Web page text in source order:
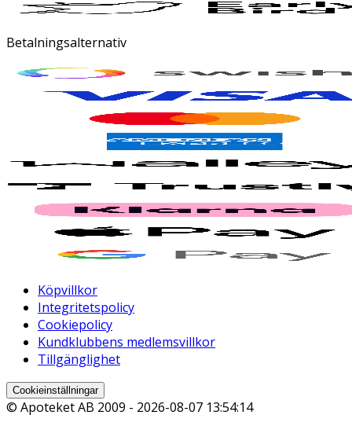
Betalningsalternativ
Köpvillkor
Integritetspolicy
Cookiepolicy
Kundklubbens medlemsvillkor
Tillgänglighet
Cookieinställningar
© Apoteket AB 2009 - 2026-08-07 13:54:14